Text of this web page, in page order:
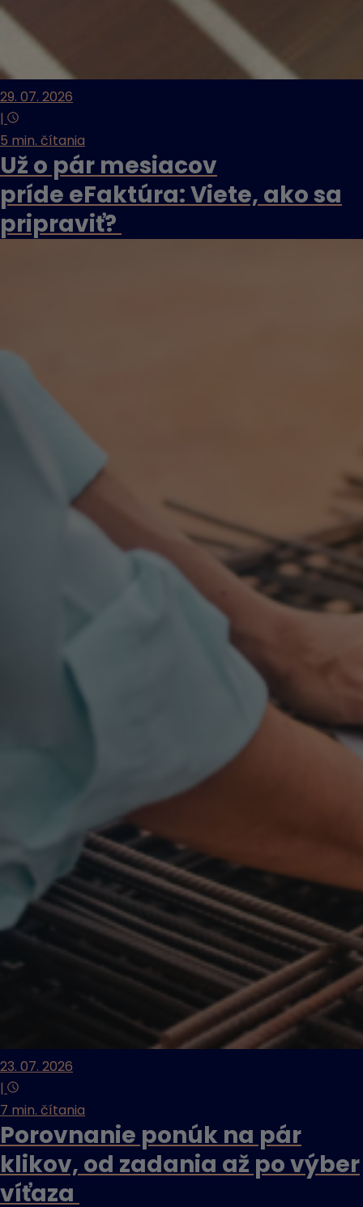
29. 07. 2026
|
5 min. čítania
Už o pár mesiacov
príde eFaktúra: Viete, ako sa
pripraviť?
23. 07. 2026
|
7 min. čítania
Porovnanie ponúk na pár
klikov, od zadania až po výber
víťaza